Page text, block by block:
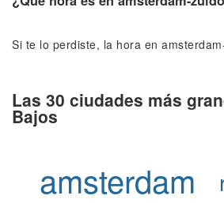
Si te lo perdiste, la hora en
Las 30 ciudades más
Bajos
amsterdam